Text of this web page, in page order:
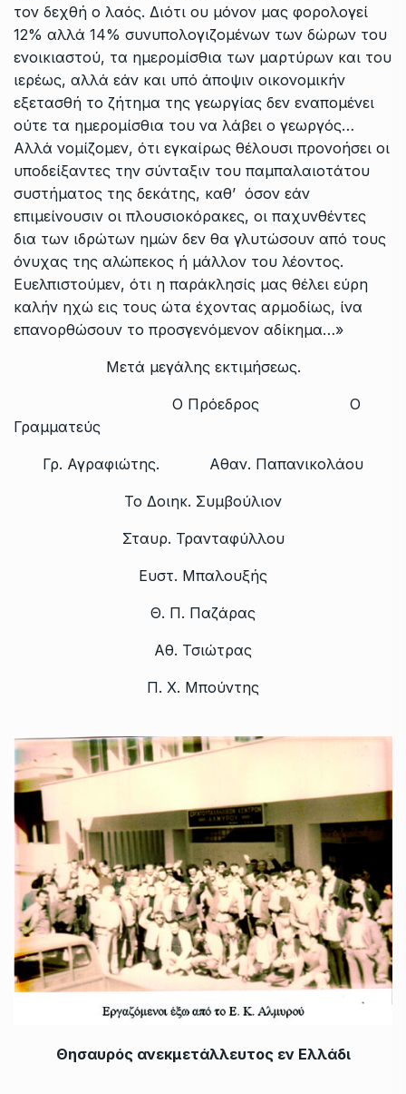
τον δεχθή ο λαός. Διότι ου μόνον μας φορολογεί
12% αλλά 14% συνυπολογιζομένων των δώρων του
ενοικιαστού, τα ημερομίσθια των μαρτύρων και του
ιερέως, αλλά εάν και υπό άποψιν οικονομικήν
εξετασθή το ζήτημα της γεωργίας δεν εναπομένει
ούτε τα ημερομίσθια του να λάβει ο γεωργός…
Αλλά νομίζομεν, ότι εγκαίρως θέλουσι προνοήσει οι
υποδείξαντες την σύνταξιν του παμπαλαιοτάτου
συστήματος της δεκάτης, καθ’ όσον εάν
επιμείνουσιν οι πλουσιοκόρακες, οι παχυνθέντες
δια των ιδρώτων ημών δεν θα γλυτώσουν από τους
όνυχας της αλώπεκος ή μάλλον του λέοντος.
Ευελπιστούμεν, ότι η παράκλησίς μας θέλει εύρη
καλήν ηχώ εις τους ώτα έχοντας αρμοδίως, ίνα
επανορθώσουν το προσγενόμενον αδίκημα…»
Μετά μεγάλης εκτιμήσεως.
Ο Πρόεδρος Ο
Γραμματεύς
Γρ. Αγραφιώτης. Αθαν. Παπανικολάου
Το Δοιηκ. Συμβούλιον
Σταυρ. Τρανταφύλλου
Ευστ. Μπαλουξής
Θ. Π. Παζάρας
Αθ. Τσιώτρας
Π. Χ. Μπούντης
Θησαυρός ανεκμετάλλευτος εν Ελλάδι